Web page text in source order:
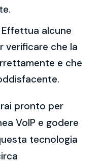
Effettua alcune
verificare che la
e che
pronto per
VoIP e godere
tecnologia